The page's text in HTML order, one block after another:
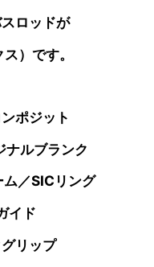
ロッドが
）です。
ポジット
ルブランク
ム／SICリング
イド
リップ